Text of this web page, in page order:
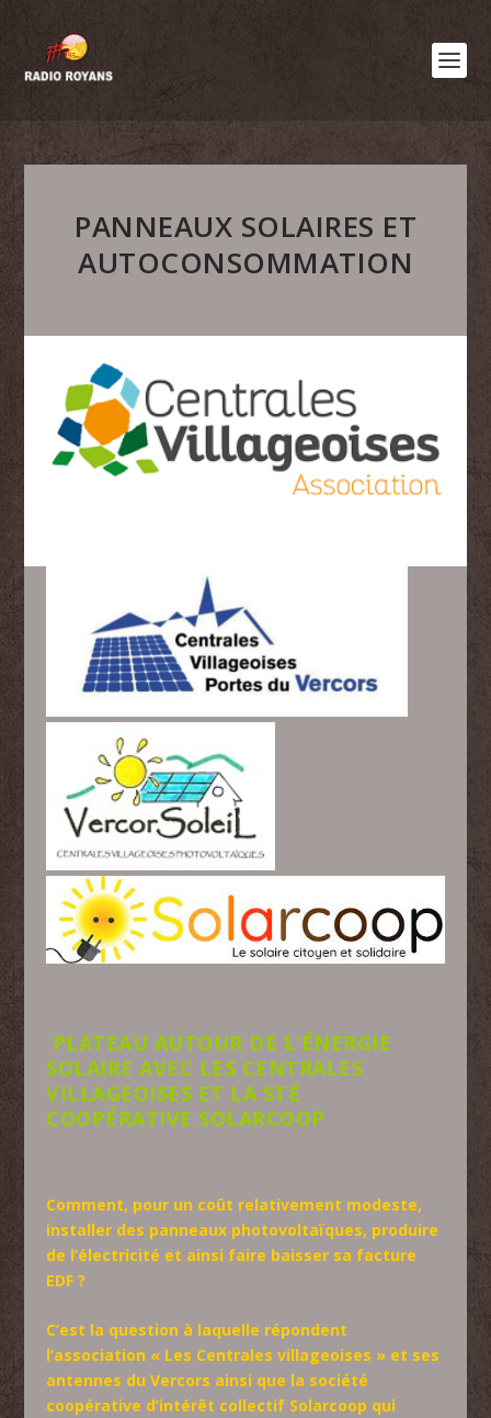
PANNEAUX SOLAIRES ET
AUTOCONSOMMATION
PLATEAU AUTOUR DE L’ÉNERGIE
SOLAIRE AVEC LES CENTRALES
VILLAGEOISES ET LA STÉ
COOPÉRATIVE SOLARCOOP
Comment, pour un coût relativement modeste,
installer des panneaux photovoltaïques, produire
de l’électricité et ainsi faire baisser sa facture
EDF ?
C’est la question à laquelle répondent
l’association « Les Centrales villageoises » et ses
antennes du Vercors ainsi que la société
coopérative d’intérêt collectif Solarcoop qui